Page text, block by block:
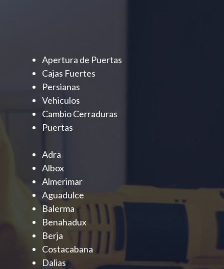
Apertura de Puertas
Cajas Fuertes
Persianas
Vehiculos
Cambio Cerraduras
Puertas
Adra
Albox
Almerimar
Aguadulce
Balerma
Benahadux
Berja
Costacabana
Dalias